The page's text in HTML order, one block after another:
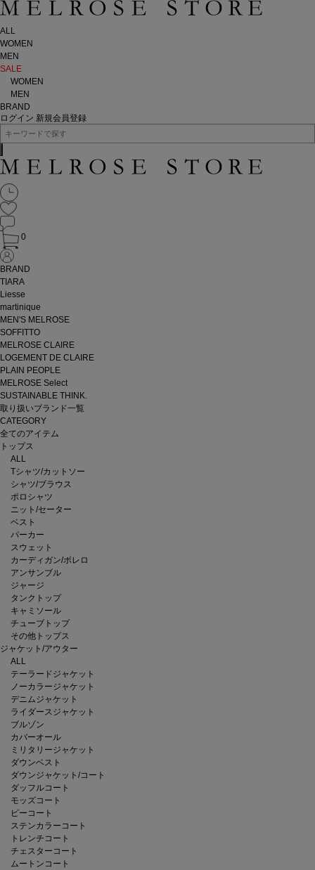
ALL
WOMEN
MEN
SALE
WOMEN
MEN
BRAND
ログイン 新規会員登録
0
BRAND
TIARA
Liesse
martinique
MEN'S MELROSE
SOFFITTO
MELROSE CLAIRE
LOGEMENT DE CLAIRE
PLAIN PEOPLE
MELROSE Select
SUSTAINABLE THINK.
取り扱いブランド一覧
CATEGORY
全てのアイテム
トップス
ALL
Tシャツ/カットソー
シャツ/ブラウス
ポロシャツ
ニット/セーター
ベスト
パーカー
スウェット
カーディガン/ボレロ
アンサンブル
ジャージ
タンクトップ
キャミソール
チューブトップ
その他トップス
ジャケット/アウター
ALL
テーラードジャケット
ノーカラージャケット
デニムジャケット
ライダースジャケット
ブルゾン
カバーオール
ミリタリージャケット
ダウンベスト
ダウンジャケット/コート
ダッフルコート
モッズコート
ピーコート
ステンカラーコート
トレンチコート
チェスターコート
ムートンコート